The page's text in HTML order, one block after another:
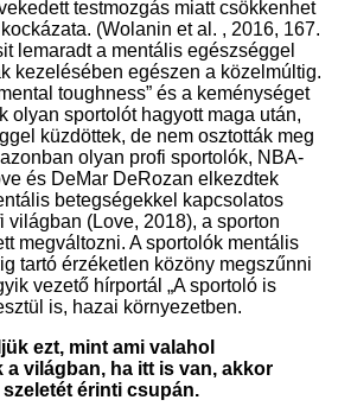
testmozgás miatt csökkenhet
(Wolanin et al. , 2016, 167.
lemaradt a mentális egészséggel
kezelésében egészen a közelmúltig.
toughness” és a keménységet
olyan sportolót hagyott maga után,
küzdöttek, de nem osztották meg
olyan profi sportolók, NBA-
és DeMar DeRozan elkezdtek
betegségekkel kapcsolatos
világban (Love, 2018), a sporton
megváltozni. A sportolók mentális
tartó érzéketlen közöny megszűnni
vezető hírportál „A sportoló is
is, hazai környezetben.
ezt, mint ami valahol
a világban, ha itt is van, akkor
érinti csupán.